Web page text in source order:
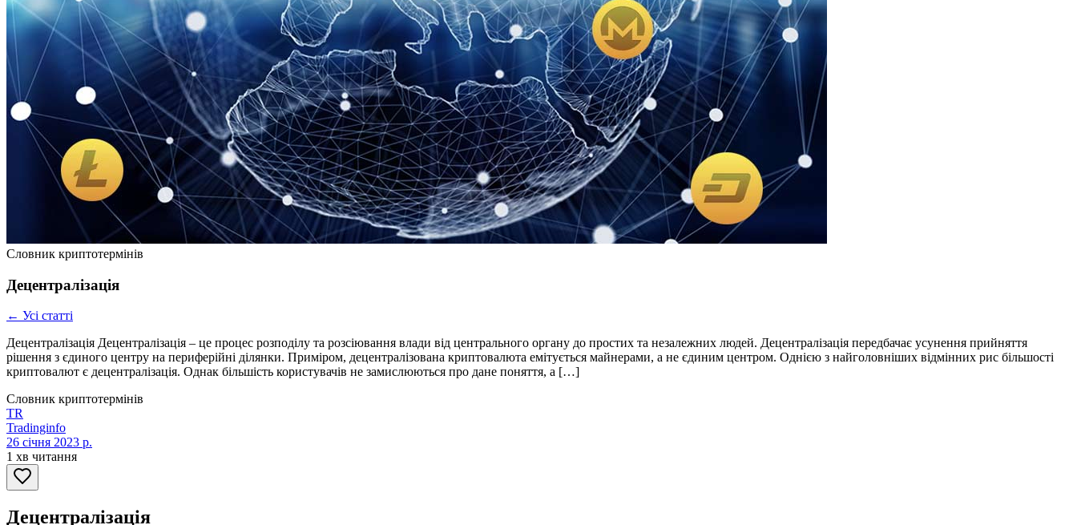
Словник криптотермінів
Децентралізація
← Усі статті
Децентралізація Децентралізація – це процес розподілу та розсіювання влади від центрального органу до простих та незалежних людей. Децентралізація передбачає усунення прийняття
рішення з єдиного центру на периферійні ділянки. Приміром, децентралізована криптовалюта емітується майнерами, а не єдиним центром. Однією з найголовніших відмінних рис більшості
криптовалют є децентралізація. Однак більшість користувачів не замислюються про дане поняття, а […]
Словник криптотермінів
TR
Tradinginfo
26 січня 2023 р.
1 хв читання
Децентралізація